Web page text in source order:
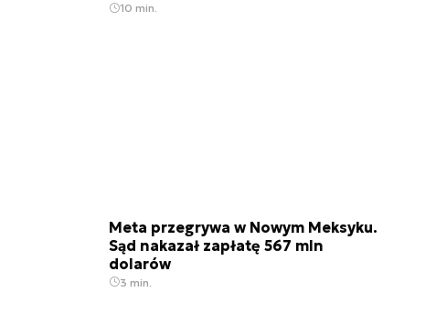
10 min.
Meta przegrywa w Nowym Meksyku.
Sąd nakazał zapłatę 567 mln
dolarów
3 min.